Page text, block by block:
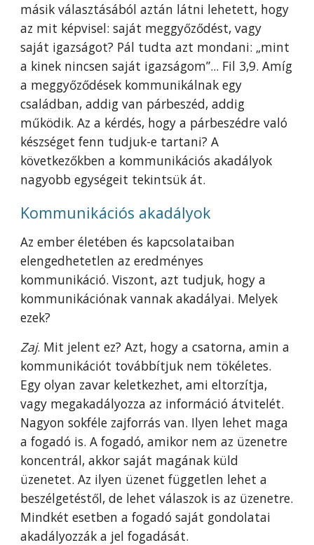
másik választásából aztán látni lehetett, hogy
az mit képvisel: saját meggyőződést, vagy
saját igazságot? Pál tudta azt mondani: „mint
a kinek nincsen saját igazságom”... Fil 3,9. Amíg
a meggyőződések kommunikálnak egy
családban, addig van párbeszéd, addig
működik. Az a kérdés, hogy a párbeszédre való
készséget fenn tudjuk-e tartani? A
következőkben a kommunikációs akadályok
nagyobb egységeit tekintsük át.
Kommunikációs akadályok
Az ember életében és kapcsolataiban
elengedhetetlen az eredményes
kommunikáció. Viszont, azt tudjuk, hogy a
kommunikációnak vannak akadályai. Melyek
ezek?
Zaj. Mit jelent ez? Azt, hogy a csatorna, amin a
kommunikációt továbbítjuk nem tökéletes.
Egy olyan zavar keletkezhet, ami eltorzítja,
vagy megakadályozza az információ átvitelét.
Nagyon sokféle zajforrás van. Ilyen lehet maga
a fogadó is. A fogadó, amikor nem az üzenetre
koncentrál, akkor saját magának küld
üzenetet. Az ilyen üzenet független lehet a
beszélgetéstől, de lehet válaszok is az üzenetre.
Mindkét esetben a fogadó saját gondolatai
akadályozzák a jel fogadását.